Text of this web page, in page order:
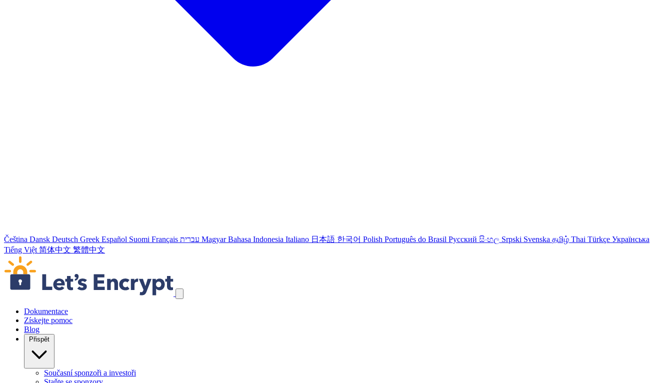
Čeština Dansk Deutsch Greek Español Suomi Français עברית Magyar Bahasa Indonesia Italiano 日本語 한국어 Polish Português do Brasil Русский සිංහල Srpski Svenska தமிழ் Thai Türkçe Українська
Tiếng Việt 简体中文 繁體中文
Přeskočit odkazy navigace
Dokumentace
Získejte pomoc
Blog
Přispět
Současní sponzoři a investoři